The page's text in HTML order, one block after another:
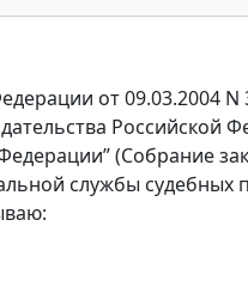
от 09.03.2004
Российской
(Собрание
службы судебных